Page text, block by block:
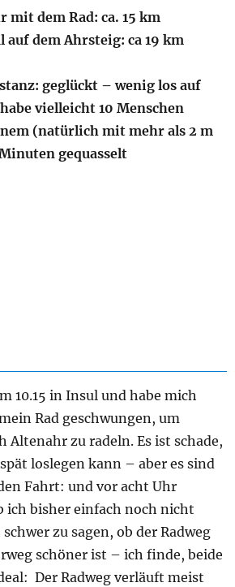
mit dem Rad: ca. 15 km
dem Ahrsteig: ca 19 km
geglückt – wenig los auf
vielleicht 10 Menschen
(natürlich mit mehr als 2 m
gequasselt
10.15 in Insul und habe mich
Rad geschwungen, um
Altenahr zu radeln. Es ist schade,
loslegen kann – aber es sind
Fahrt: und vor acht Uhr
ich bisher einfach noch nicht
zu sagen, ob der Radweg
schöner ist – ich finde, beide
Der Radweg verläuft meist